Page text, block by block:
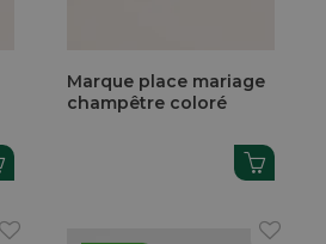
Marque place mariage
champêtre coloré